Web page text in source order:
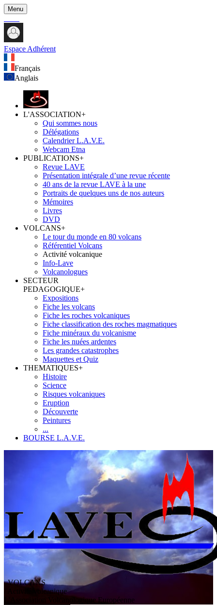
Menu
Espace Adhérent
Français
Anglais
L'ASSOCIATION+
Qui sommes nous
Délégations
Calendrier L.A.V.E.
Webcam Etna
PUBLICATIONS+
Revue LAVE
Présentation intégrale d’une revue récente
40 ans de la revue LAVE à la une
Portraits de quelques uns de nos auteurs
Mémoires
Livres
DVD
VOLCANS+
Le tour du monde en 80 volcans
Référentiel Volcans
Activité volcanique
Info-Lave
Volcanologues
SECTEUR
PEDAGOGIQUE+
Expositions
Fiche les volcans
Fiche les roches volcaniques
Fiche classification des roches magmatiques
Fiche minéraux du volcanisme
Fiche les nuées ardentes
Les grandes catastrophes
Maquettes et Quiz
THEMATIQUES+
Histoire
Science
Risques volcaniques
Eruption
Découverte
Peintures
...
BOURSE L.A.V.E.
VOLCANS
/ Activité volcanique
ssociation V olcanologiqueEuropéenne